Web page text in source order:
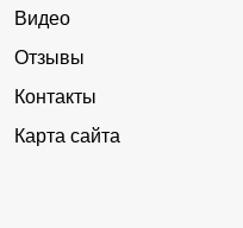
Видео
Отзывы
Контакты
Карта сайта